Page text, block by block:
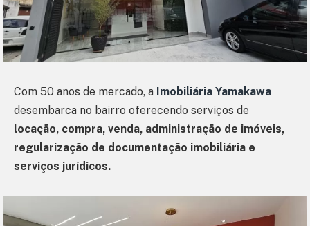
Com 50 anos de mercado, a Imobiliária Yamakawa
desembarca no bairro oferecendo serviços de
locação, compra, venda, administração de imóveis,
regularização de documentação imobiliária e
serviços jurídicos.